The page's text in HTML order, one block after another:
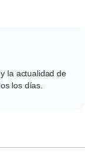
la actualidad de
los días.